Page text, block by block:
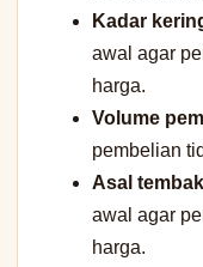
Kadar
awal agar
harga.
Volume
pembelian
Asal
awal agar
harga.